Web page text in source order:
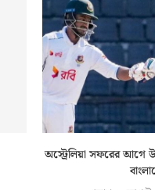
অস্ট্রেলিয়া সফরের আগে